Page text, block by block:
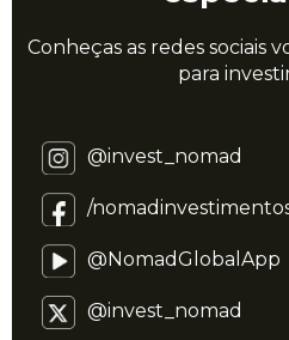
Conheças as redes sociais
para
@invest_nomad
/
@NomadGlobalApp
@invest_nomad